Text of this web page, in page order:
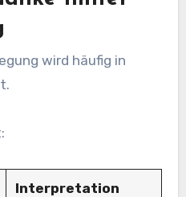
wird häufig in
Interpretation